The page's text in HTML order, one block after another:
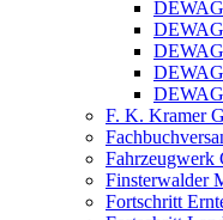
F. K. Kramer
Fahrzeugwerk
Finsterwalder
Fortschritt